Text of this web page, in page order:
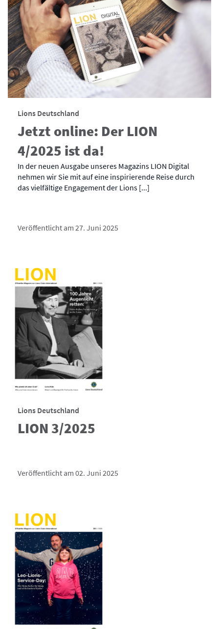
Lions Deutschland
Jetzt online: Der LION
4/2025 ist da!
In der neuen Ausgabe unseres Magazins LION Digital
nehmen wir Sie mit auf eine inspirierende Reise durch
das vielfältige Engagement der Lions [...]
Veröffentlicht am 27. Juni 2025
Lions Deutschland
LION 3/2025
Veröffentlicht am 02. Juni 2025